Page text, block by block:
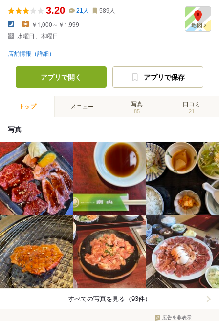
3.20 21 人 589 人
-
￥1,000～￥1,999
水曜日、木曜日
店舗情報（詳細）
アプリで開く アプリで保存
トップ メニュー 写真
85
口コミ
21
写真
すべての写真を見る（93件）
広告を非表示